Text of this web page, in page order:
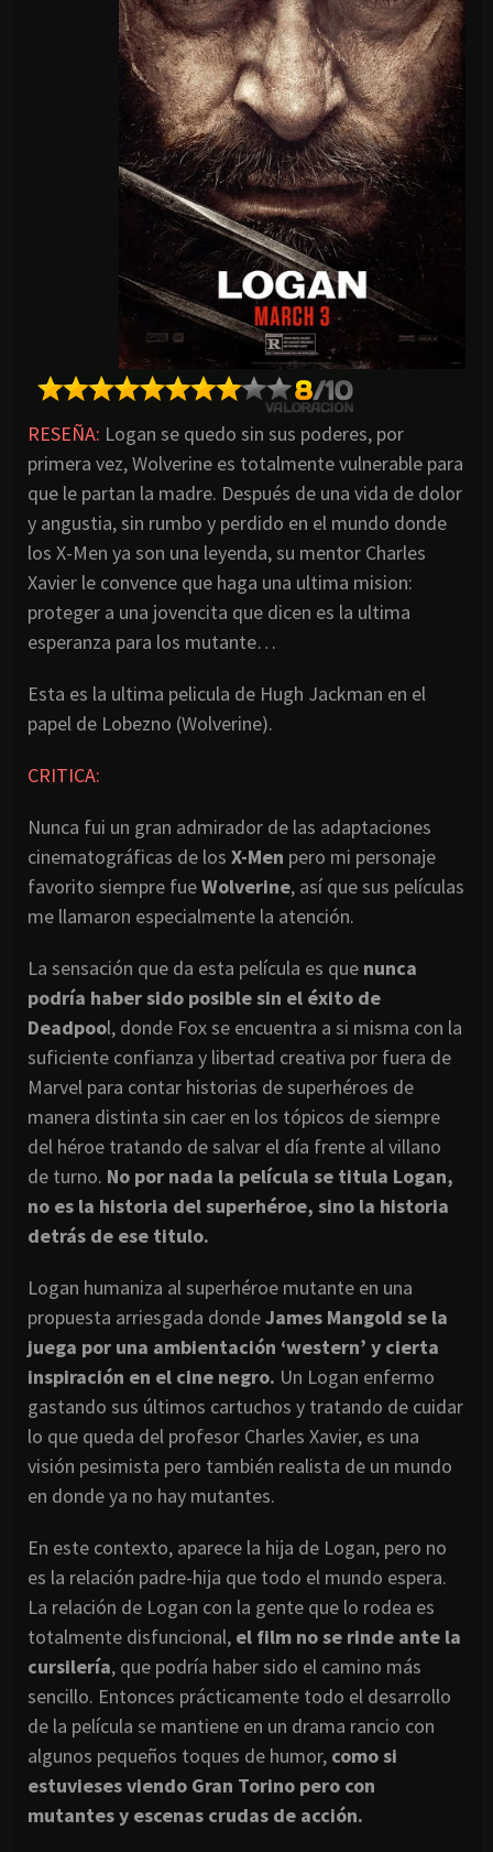
RESEÑA: Logan se quedo sin sus poderes, por
primera vez, Wolverine es totalmente vulnerable para
que le partan la madre. Después de una vida de dolor
y angustia, sin rumbo y perdido en el mundo donde
los X-Men ya son una leyenda, su mentor Charles
Xavier le convence que haga una ultima mision:
proteger a una jovencita que dicen es la ultima
esperanza para los mutante…
Esta es la ultima pelicula de Hugh Jackman en el
papel de Lobezno (Wolverine).
CRITICA:
Nunca fui un gran admirador de las adaptaciones
cinematográficas de los X-Men pero mi personaje
favorito siempre fueWolverine, así que sus películas
me llamaron especialmente la atención.
La sensación que da esta película es que nunca
podría haber sido posible sin el éxito de
Deadpool, donde Fox se encuentra a si misma con la
suficiente confianza y libertad creativa por fuera de
Marvel para contar historias de superhéroes de
manera distinta sin caer en los tópicos de siempre
del héroe tratando de salvar el día frente al villano
de turno. No por nada la película se titula Logan,
no es la historia del superhéroe, sino la historia
detrás de ese titulo.
Logan humaniza al superhéroe mutante en una
propuesta arriesgada dondeJames Mangold se la
juega por una ambientación ‘western’ y cierta
inspiración en el cine negro. Un Logan enfermo
gastando sus últimos cartuchos y tratando de cuidar
lo que queda del profesor Charles Xavier, es una
visión pesimista pero también realista de un mundo
en donde ya no hay mutantes.
En este contexto, aparece la hija de Logan, pero no
es la relación padre-hija que todo el mundo espera.
La relación de Logan con la gente que lo rodea es
totalmente disfuncional, el film no se rinde ante la
cursilería, que podría haber sido el camino más
sencillo. Entonces prácticamente todo el desarrollo
de la película se mantiene en un drama rancio con
algunos pequeños toques de humor, como si
estuvieses viendo Gran Torino pero con
mutantes y escenas crudas de acción.